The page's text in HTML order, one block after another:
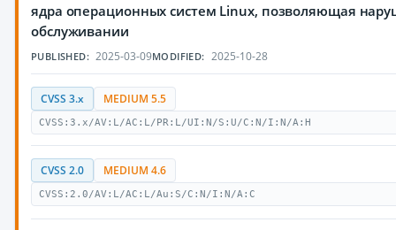
ядра операционных систем Linux, позволяющая
обслуживании
PUBLISHED: 2025-03-09MODIFIED: 2025-10-28
CVSS 3.x MEDIUM 5.5
CVSS:3.x/AV:L/AC:L/PR:L/UI:N/S:U/C:N/I:N/A:H
CVSS 2.0 MEDIUM 4.6
CVSS:2.0/AV:L/AC:L/Au:S/C:N/I:N/A:C